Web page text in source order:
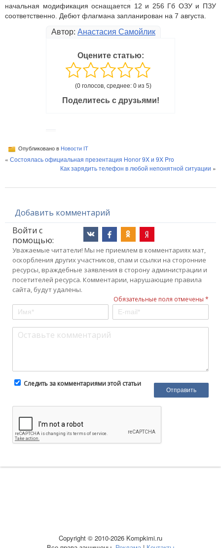
начальная модификация оснащается 12 и 256 Гб ОЗУ и ПЗУ
соответственно. Дебют флагмана запланирован на 7 августа.
Автор: Анастасия Самойлик
Оцените статью:
(0 голосов, среднее: 0 из 5)
Поделитесь с друзьями!
Опубликовано в Новости IT
« Состоялась официальная презентация Honor 9X и 9X Pro
Как зарядить телефон в любой непонятной ситуации »
Добавить комментарий
Войти с
помощью:
Уважаемые читатели! Мы не приемлем в комментариях мат,
оскорбления других участников, спам и ссылки на сторонние
ресурсы, враждебные заявления в сторону администрации и
посетителей ресурса. Комментарии, нарушающие правила
сайта, будут удалены.
Обязательные поля отмечены *
Следить за комментариями этой статьи
Copyright © 2010-2026 Kompkimi.ru